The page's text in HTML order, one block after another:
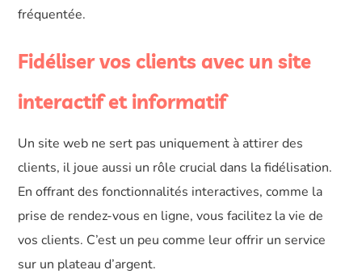
fréquentée.
Fidéliser vos clients avec un site
interactif et informatif
Un site web ne sert pas uniquement à attirer des
clients, il joue aussi un rôle crucial dans la fidélisation.
En offrant des fonctionnalités interactives, comme la
prise de rendez-vous en ligne, vous facilitez la vie de
vos clients. C’est un peu comme leur offrir un service
sur un plateau d’argent.